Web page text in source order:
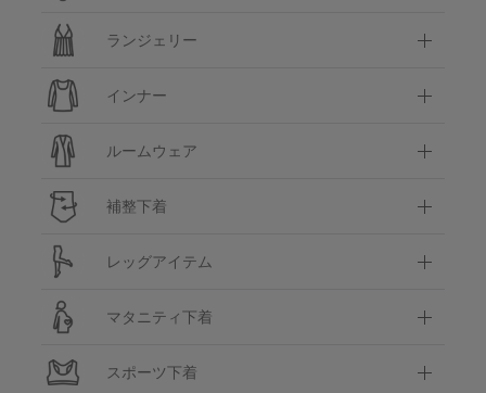
ランジェリー
インナー
ルームウェア
補整下着
レッグアイテム
マタニティ下着
スポーツ下着